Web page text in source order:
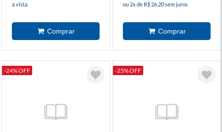
à vista ou 2x de R$ 26,20 sem juros
-24% OFF -25% OFF